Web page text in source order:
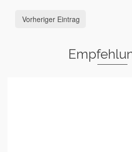
Vorheriger Eintrag